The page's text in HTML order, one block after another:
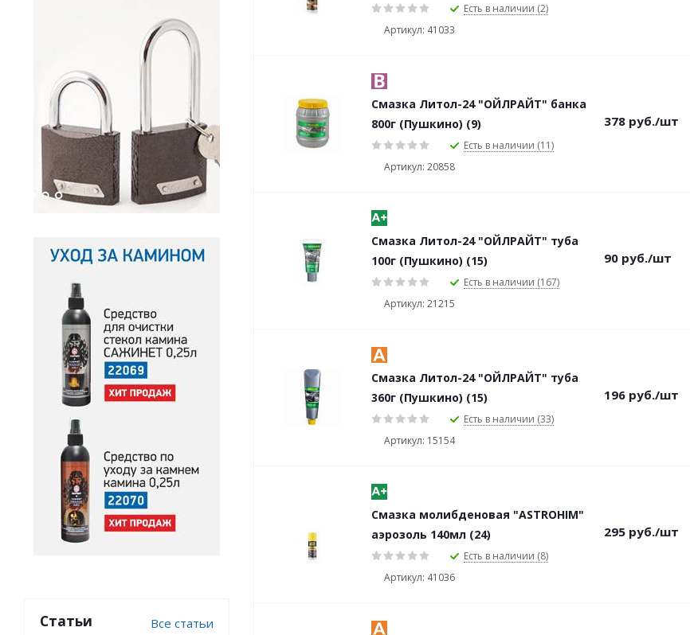
Есть в наличии (2)
Артикул: 41033
Смазка Литол-24 "ОЙЛРАЙТ" банка
800г (Пушкино) (9)
Есть в наличии (11)
Артикул: 20858
378 руб./шт
Смазка Литол-24 "ОЙЛРАЙТ" туба
100г (Пушкино) (15)
Есть в наличии (167)
Артикул: 21215
90 руб./шт
Смазка Литол-24 "ОЙЛРАЙТ" туба
360г (Пушкино) (15)
Есть в наличии (33)
Артикул: 15154
196 руб./шт
Смазка молибденовая "ASTROHIM"
аэрозоль 140мл (24)
Есть в наличии (8)
Артикул: 41036
295 руб./шт
Статьи Все статьи